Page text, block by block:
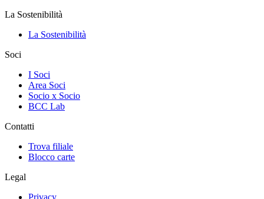
La Sostenibilità
La Sostenibilità
Soci
I Soci
Area Soci
Socio x Socio
BCC Lab
Contatti
Trova filiale
Blocco carte
Legal
Privacy